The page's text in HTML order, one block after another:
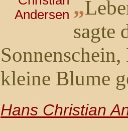
„
sagte
kleine Blume
Hans Christian